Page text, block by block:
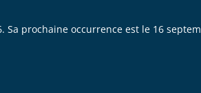
prochaine occurrence est le 16